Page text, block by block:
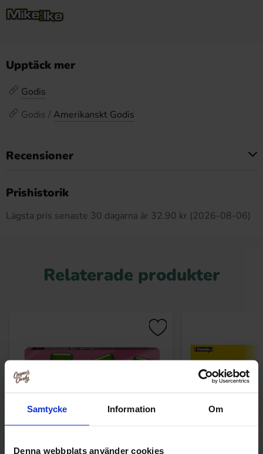
Samtycke Information Om
Denna webbplats använder cookies
Upptäck mer
Godis
Godis / Amerikanskt Godis
Recensioner
Prishistorik
Lägsta pris senaste 30 dagarna är 32.90 kr (2026-08-06)
Relaterade produkter